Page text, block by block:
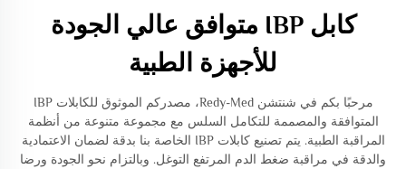
كابل IBP متوافق عالي الجودة
للأجهزة الطبية
مرحبًا بكم في شنتشن Redy-Med، مصدركم الموثوق للكابلات IBP
المتوافقة والمصممة للتكامل السلس مع مجموعة متنوعة من أنظمة
المراقبة الطبية. يتم تصنيع كابلات IBP الخاصة بنا بدقة لضمان الاعتمادية
والدقة في مراقبة ضغط الدم المرتفع التوغل. وبالتزام نحو الجودة ورضا